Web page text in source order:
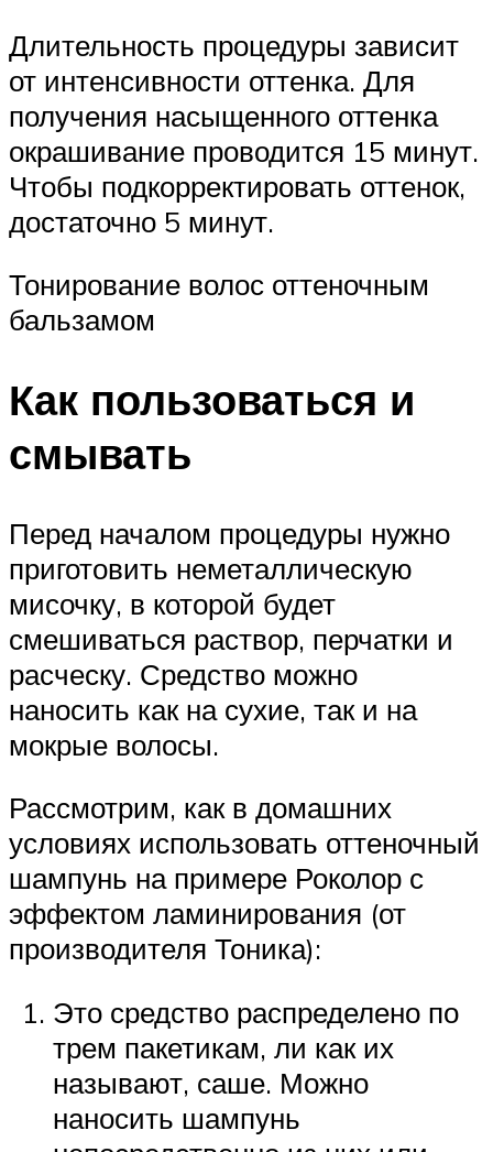
Длительность процедуры зависит
от интенсивности оттенка. Для
получения насыщенного оттенка
окрашивание проводится 15 минут.
Чтобы подкорректировать оттенок,
достаточно 5 минут.
Тонирование волос оттеночным
бальзамом
Как пользоваться и
смывать
Перед началом процедуры нужно
приготовить неметаллическую
мисочку, в которой будет
смешиваться раствор, перчатки и
расческу. Средство можно
наносить как на сухие, так и на
мокрые волосы.
Рассмотрим, как в домашних
условиях использовать оттеночный
шампунь на примере Роколор с
эффектом ламинирования (от
производителя Тоника):
Это средство распределено по
трем пакетикам, ли как их
называют, саше. Можно
наносить шампунь